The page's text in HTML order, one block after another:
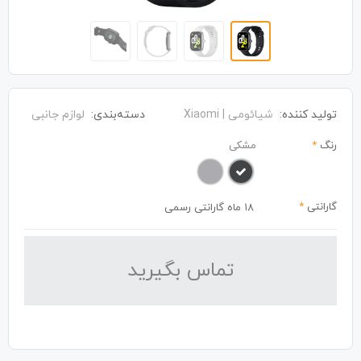
تولید کننده: شیائومی | Xiaomi دسته‌بندی: لوازم جانبی
رنگ * مشکی
گارانتی * ۱۸ ماه گارانتی رسمی
تماس بگیرید